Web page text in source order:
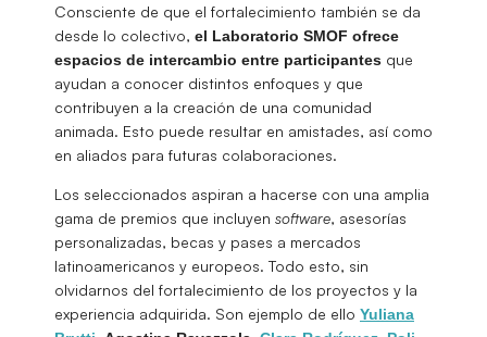
Consciente de que el fortalecimiento también se da
desde lo colectivo, el Laboratorio SMOF ofrece
espacios de intercambio entre participantes que
ayudan a conocer distintos enfoques y que
contribuyen a la creación de una comunidad
animada. Esto puede resultar en amistades, así como
en aliados para futuras colaboraciones.
Los seleccionados aspiran a hacerse con una amplia
gama de premios que incluyen software, asesorías
personalizadas, becas y pases a mercados
latinoamericanos y europeos. Todo esto, sin
olvidarnos del fortalecimiento de los proyectos y la
experiencia adquirida. Son ejemplo de ello Yuliana